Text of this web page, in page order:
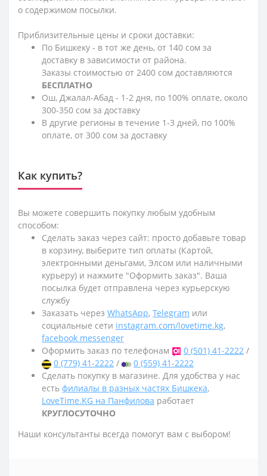
о содержимом посылки.
Приблизительные цены и сроки доставки:
По Бишкеку - в тот же день, от 140 сом за
доставку в зависимости от района.
Заказы стоимостью от 2400 сом доставляются
БЕСПЛАТНО
Ош, Джалал-Абад - 1-2 дня, по 100% оплате, около
300-350 сом за доставку
В другие регионы в течение 1-3 дней, по 100%
оплате, от 300 сом за доставку
Как купить?
Вы можете совершить покупку любым удобным
способом:
Сделать заказ через сайт: просто добавьте товар
в корзину, выберите тип оплаты (Картой,
электронными деньгами, Элсом или наличными
курьеру) и нажмите "Оформить заказ". Ваша
посылка будет отправлена через курьерскую
службу
Заказать через WhatsApp, Telegram или
социальные сети instagram.com/lovetime.kg,
facebook messenger
Оформить заказ по телефонам
0 (501) 41-2222 /
0 (779) 41-2222 /
0 (559) 41-2222
Сделать покупку в магазине. Для удобства у нас
есть филиалы в разных частях Бишкека,
LoveTime.KG на Панфилова работает
КРУГЛОСУТОЧНО
Наши консультанты всегда помогут вам с выбором!